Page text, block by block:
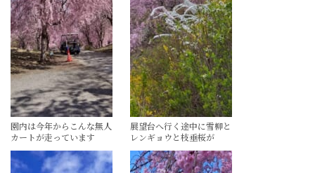
園内は今年からこんな無人
カートが走っています
展望台へ行く途中に雪柳と
レンギョウと枝垂桜が